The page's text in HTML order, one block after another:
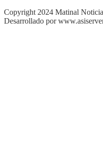
Copyright 2024 Matinal
Desarrollado por